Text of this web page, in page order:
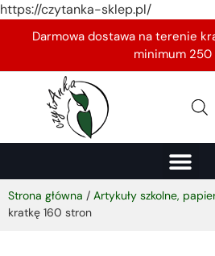
https://czytanka-sklep.pl/
Darmowa dostawa na terenie
minimum 250
Strona główna / Artykuły szkolne,
kratkę 160 stron